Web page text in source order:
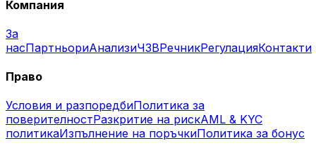
Компания
За
насПартньориАнализиЧЗВРечникРегулацияКонтакти
Право
Условия и разпоредбиПолитика за
поверителностРазкритие на рискAML & KYC
политикаИзпълнение на поръчкиПолитика за бонус